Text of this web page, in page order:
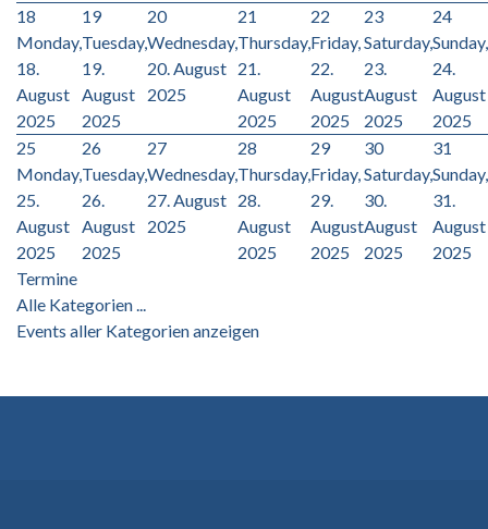
18
Monday,
18.
August
2025
19
Tuesday,
19.
August
2025
20
Wednesday,
20. August
2025
21
Thursday,
21.
August
2025
22
Friday,
22.
August
2025
23
Saturday,
23.
August
2025
24
Sunday,
24.
August
2025
25
Monday,
25.
August
2025
26
Tuesday,
26.
August
2025
27
Wednesday,
27. August
2025
28
Thursday,
28.
August
2025
29
Friday,
29.
August
2025
30
Saturday,
30.
August
2025
31
Sunday,
31.
August
2025
Termine
Alle Kategorien ...
Events aller Kategorien anzeigen